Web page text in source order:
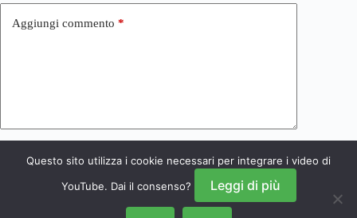
Aggiungi commento *
Invia commento
Questo sito utilizza i cookie necessari per integrare i video di
YouTube. Dai il consenso?
Leggi di più